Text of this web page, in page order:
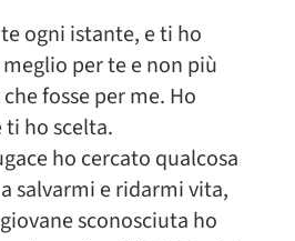
ogni istante, e ti ho
per te e non più
fosse per me. Ho
ti ho scelta.
ho cercato qualcosa
salvarmi e ridarmi vita,
sconosciuta ho